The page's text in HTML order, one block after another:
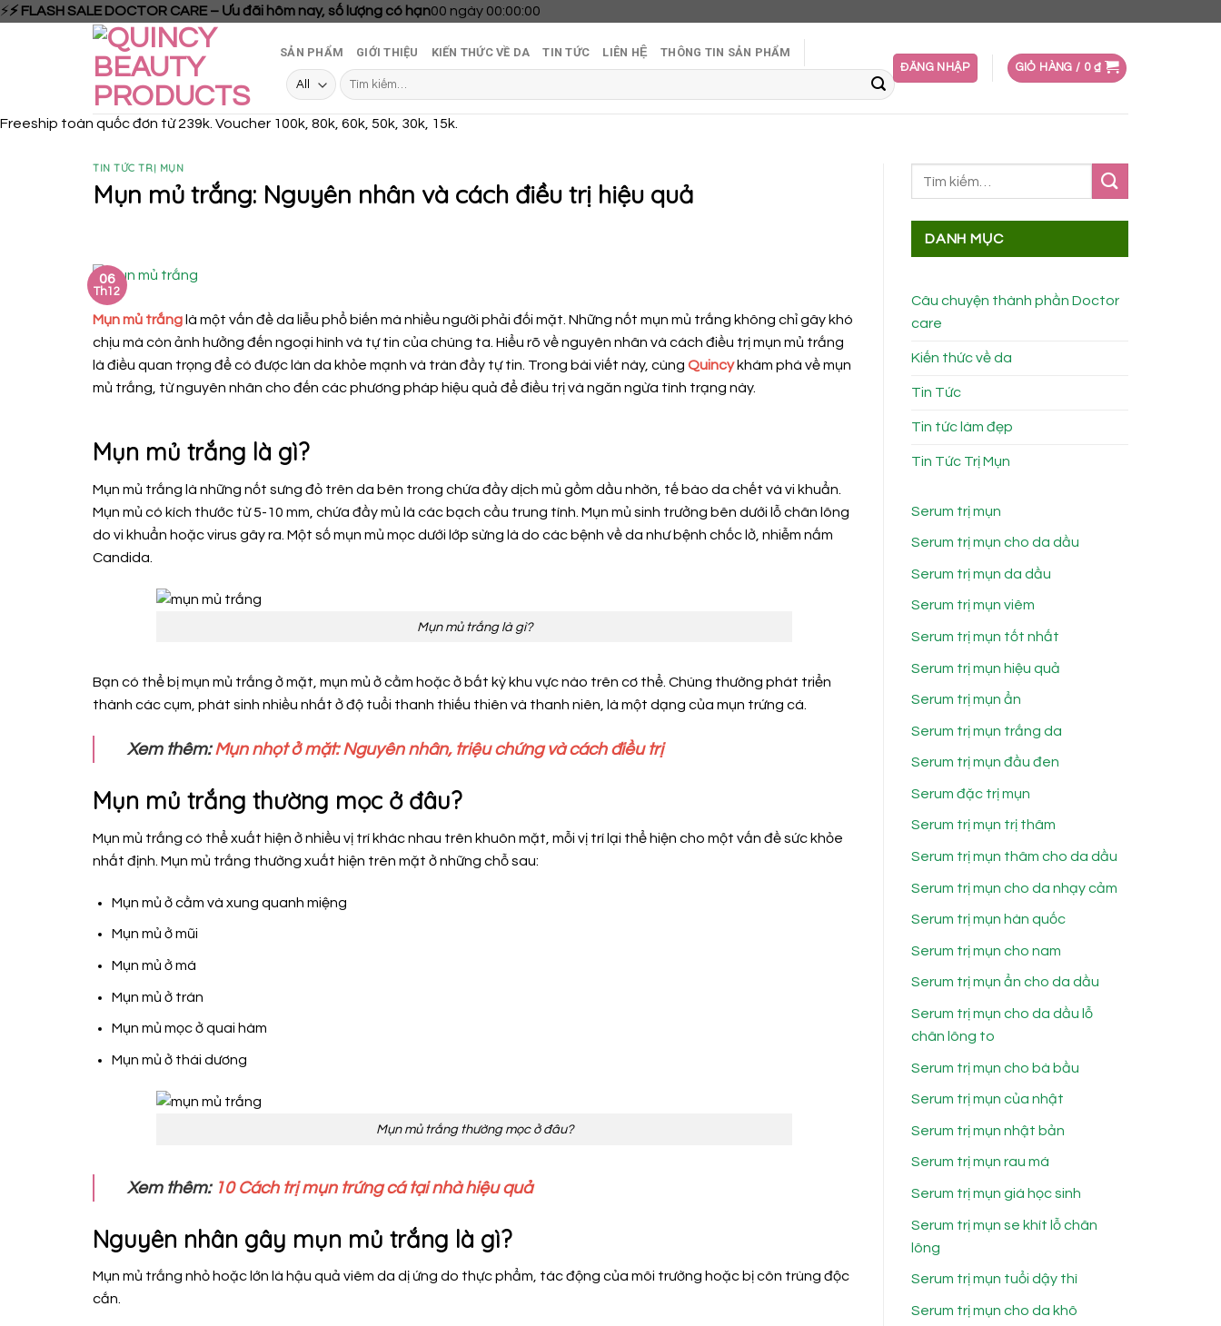
⚡⚡ FLASH SALE DOCTOR CARE – Ưu đãi hôm nay, số lượng có hạn00 ngày 00:00:00
SẢN PHẨM GIỚI THIỆU KIẾN THỨC VỀ DA TIN TỨC LIÊN HỆ THÔNG TIN SẢN PHẨM
Tìm
kiếm:
ĐĂNG NHẬP GIỎ HÀNG / 0 ₫
Freeship toàn quốc đơn từ 239k. Voucher 100k, 80k, 60k, 50k, 30k, 15k.
TIN TỨC TRỊ MỤN
Mụn mủ trắng: Nguyên nhân và cách điều trị hiệu quả
06
Th12
Mụn mủ trắng là một vấn đề da liễu phổ biến mà nhiều người phải đối mặt. Những nốt mụn mủ trắng không chỉ gây khó
chịu mà còn ảnh hưởng đến ngoại hình và tự tin của chúng ta. Hiểu rõ về nguyên nhân và cách điều trị mụn mủ trắng
là điều quan trọng để có được làn da khỏe mạnh và tràn đầy tự tin. Trong bài viết này, cùng Quincykhám phá về mụn
mủ trắng, từ nguyên nhân cho đến các phương pháp hiệu quả để điều trị và ngăn ngừa tình trạng này.
Mụn mủ trắng là gì?
Mụn mủ trắng là những nốt sưng đỏ trên da bên trong chứa đầy dịch mủ gồm dầu nhờn, tế bào da chết và vi khuẩn.
Mụn mủ có kích thước từ 5-10 mm, chứa đầy mủ là các bạch cầu trung tính. Mụn mủ sinh trưởng bên dưới lỗ chân lông
do vi khuẩn hoặc virus gây ra. Một số mụn mủ mọc dưới lớp sừng là do các bệnh về da như bệnh chốc lở, nhiễm nấm
Candida.
Mụn mủ trắng là gì?
Bạn có thể bị mụn mủ trắng ở mặt, mụn mủ ở cằm hoặc ở bất kỳ khu vực nào trên cơ thể. Chúng thường phát triển
thành các cụm, phát sinh nhiều nhất ở độ tuổi thanh thiếu thiên và thanh niên, là một dạng của mụn trứng cá.
Xem thêm:Mụn nhọt ở mặt: Nguyên nhân, triệu chứng và cách điều trị
Mụn mủ trắng thường mọc ở đâu?
Mụn mủ trắng có thể xuất hiện ở nhiều vị trí khác nhau trên khuôn mặt, mỗi vị trí lại thể hiện cho một vấn đề sức khỏe
nhất định. Mụn mủ trắng thường xuất hiện trên mặt ở những chỗ sau:
Mụn mủ ở cằm và xung quanh miệng
Mụn mủ ở mũi
Mụn mủ ở má
Mụn mủ ở trán
Mụn mủ mọc ở quai hàm
Mụn mủ ở thái dương
Mụn mủ trắng thường mọc ở đâu?
Xem thêm: 10 Cách trị mụn trứng cá tại nhà hiệu quả
Nguyên nhân gây mụn mủ trắng là gì?
Mụn mủ trắng nhỏ hoặc lớn là hậu quả viêm da dị ứng do thực phẩm, tác động của môi trường hoặc bị côn trùng độc
cắn.
DANH MỤC
Câu chuyện thành phần Doctor
care
Kiến thức về da
Tin Tức
Tin tức làm đẹp
Tin Tức Trị Mụn
Serum trị mụn
Serum trị mụn cho da dầu
Serum trị mụn da dầu
Serum trị mụn viêm
Serum trị mụn tốt nhất
Serum trị mụn hiệu quả
Serum trị mụn ẩn
Serum trị mụn trắng da
Serum trị mụn đầu đen
Serum đặc trị mụn
Serum trị mụn trị thâm
Serum trị mụn thâm cho da dầu
Serum trị mụn cho da nhạy cảm
Serum trị mụn hàn quốc
Serum trị mụn cho nam
Serum trị mụn ẩn cho da dầu
Serum trị mụn cho da dầu lỗ
chân lông to
Serum trị mụn cho bà bầu
Serum trị mụn của nhật
Serum trị mụn nhật bản
Serum trị mụn rau má
Serum trị mụn giá học sinh
Serum trị mụn se khít lỗ chân
lông
Serum trị mụn tuổi dậy thì
Serum trị mụn cho da khô